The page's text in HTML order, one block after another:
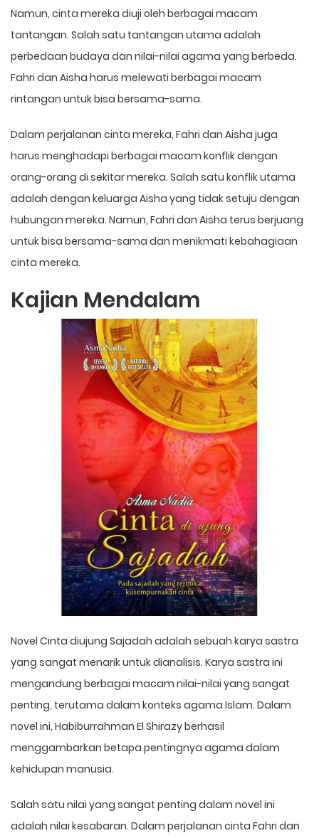
Namun, cinta mereka diuji oleh berbagai macam
tantangan. Salah satu tantangan utama adalah
perbedaan budaya dan nilai-nilai agama yang berbeda.
Fahri dan Aisha harus melewati berbagai macam
rintangan untuk bisa bersama-sama.
Dalam perjalanan cinta mereka, Fahri dan Aisha juga
harus menghadapi berbagai macam konflik dengan
orang-orang di sekitar mereka. Salah satu konflik utama
adalah dengan keluarga Aisha yang tidak setuju dengan
hubungan mereka. Namun, Fahri dan Aisha terus berjuang
untuk bisa bersama-sama dan menikmati kebahagiaan
cinta mereka.
Kajian Mendalam
Novel Cinta diujung Sajadah adalah sebuah karya sastra
yang sangat menarik untuk dianalisis. Karya sastra ini
mengandung berbagai macam nilai-nilai yang sangat
penting, terutama dalam konteks agama Islam. Dalam
novel ini, Habiburrahman El Shirazy berhasil
menggambarkan betapa pentingnya agama dalam
kehidupan manusia.
Salah satu nilai yang sangat penting dalam novel ini
adalah nilai kesabaran. Dalam perjalanan cinta Fahri dan